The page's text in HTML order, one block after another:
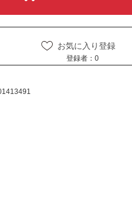
お気に入り登録
登録者： 0